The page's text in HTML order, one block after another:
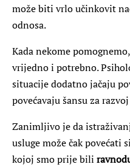
može biti vrlo učinkovit
odnosa.
Kada nekome
vrijedno i potrebno.
situacije dodatno jačaju
povećavaju šansu za
Zanimljivo je da
usluge može čak povećati
kojoj smo prije bili